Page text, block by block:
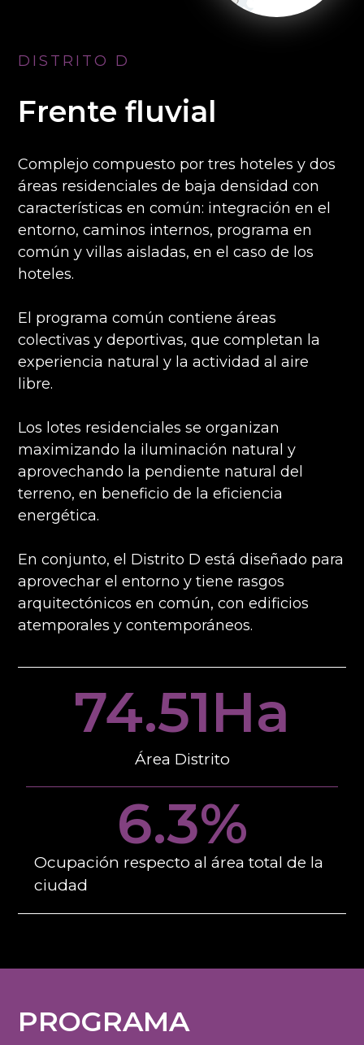
DISTRITO D
Frente fluvial
Complejo compuesto por tres hoteles y dos
áreas residenciales de baja densidad con
características en común: integración en el
entorno, caminos internos, programa en
común y villas aisladas, en el caso de los
hoteles.
El programa común contiene áreas
colectivas y deportivas, que completan la
experiencia natural y la actividad al aire
libre.
Los lotes residenciales se organizan
maximizando la iluminación natural y
aprovechando la pendiente natural del
terreno, en beneficio de la eficiencia
energética.
En conjunto, el Distrito D está diseñado para
aprovechar el entorno y tiene rasgos
arquitectónicos en común, con edificios
atemporales y contemporáneos.
Área Distrito
74.51Ha
Ocupación respecto al área total de la
ciudad
6.3%
PROGRAMA